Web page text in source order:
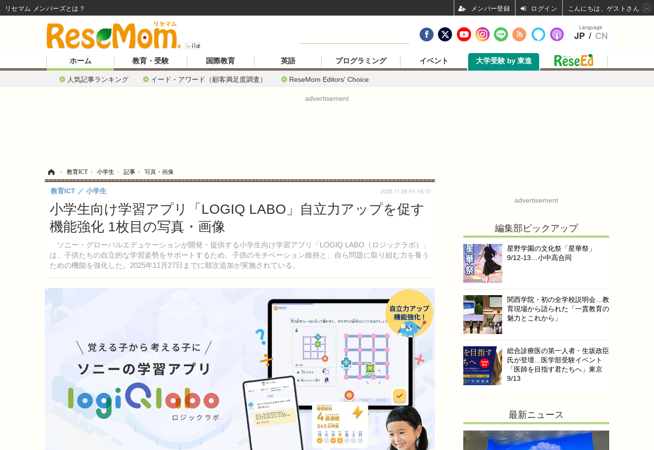
ホーム
人気記事ランキング イード・アワード（顧客満足度調査） ReseMom Editors' Choice
教育・受験 国際教育 英語 プログラミング イベント 大学受験 by 東進
advertisement
› 教育ICT › 小学生 › 記事 › 写真・画像
小学生向け学習アプリ「LOGIQ LABO」自立力アップを促す
機能強化 1枚目の写真・画像
ソニー・グローバルエデュケーションが開発・提供する小学生向け学習アプリ「LOGIQ LABO（ロジックラボ）」
は、子供たちの自立的な学習姿勢をサポートするため、子供のモチベーション維持と、自ら問題に取り組む力を養う
ための機能を強化した。2025年11月27日までに順次追加が実施されている。
教育ICT 小学生 2025.11.28 Fri 16:15
advertisement
編集部ピックアップ
星野学園の文化祭「星華祭」
9/12-13…小中高合同
関西学院・初の全学校説明会…教
育現場から語られた「一貫教育の
魅力とこれから」
総合診療医の第一人者・生坂政臣
氏が登壇…医学部受験イベント
「医師を目指す君たちへ」東京
9/13
最新ニュース
Language
JP / CN
リセマム メンバーズ ログイン こんにちは、ゲストさん